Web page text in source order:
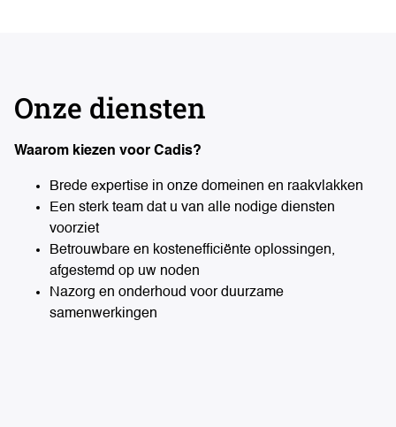
Onze diensten
Waarom kiezen voor Cadis?
Brede expertise in onze domeinen en raakvlakken
Een sterk team dat u van alle nodige diensten
voorziet
Betrouwbare en kostenefficiënte oplossingen,
afgestemd op uw noden
Nazorg en onderhoud voor duurzame
samenwerkingen